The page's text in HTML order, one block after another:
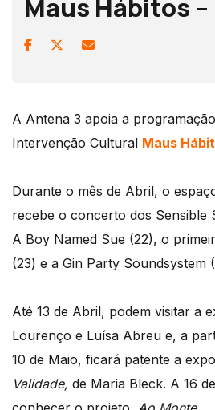
Maus Hábitos
A Antena 3 apoia a
Intervenção Cultural Maus
Durante o mês de Abril, o
recebe o concerto dos Sensible
A Boy Named Sue (22), o
(23) e a Gin Party Soundsystem
Até 13 de Abril, podem visitar a
Lourenço e Luísa Abreu e, a
10 de Maio, ficará patente a
Validade, de Maria Bleck. A 16